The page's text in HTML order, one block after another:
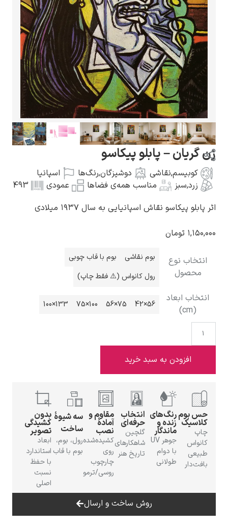
گوستاو کلیمت
ادوارد مونک
ادوارد هاپر
لودویگ دویچ
گریان – پابلو پیکاسو
کوبیسم,نقاشی دوشیزگان,رنگ‌ها
اسپانیا
زرد,سبز مناسب همه‌ی فضاها عمودی
493
پابلو پیکاسو نقاش اسپانیایی به سال ۱۹۳۷ میلادی
تومان
انتخاب نوع
محصول
بوم نقاشی
بوم با قاب چوبی
رول کانواس (⚠️ فقط چاپ)
انتخاب ابعاد
75×56
100×75
133×100
افزودن به سبد خرید
حس بوم
کلاسیک
کانواس
طبیعی
بافت‌دار
رنگ‌های
زنده و
ماندگار
جوهر UV
با دوام
طولانی
انتخاب
حرفه‌ای
گلچین
شاهکارهای
تاریخ هنر
مقاوم و
آمادهٔ
نصب
کشیده‌شده
روی
چارچوب
روسی/ترمو
سه شیوهٔ
ساخت
رول، بوم،
بوم با قاب
بدون
کشیدگی
تصویر
ابعاد
استاندارد
با حفظ
نسبت
روش ساخت و ارسال